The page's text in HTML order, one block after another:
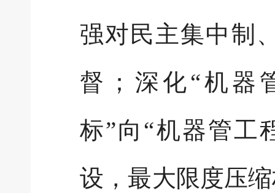
强对民主集中制
督；深化“机器
标”向“机器管工
设，最大限度压